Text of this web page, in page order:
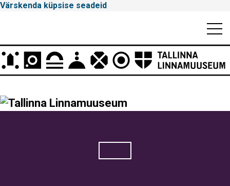
Värskenda küpsise seadeid
Peamenüü